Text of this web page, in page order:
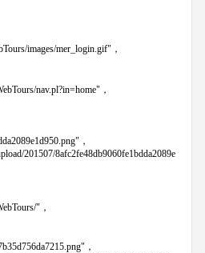
images/mer_login.gif"，
nav.pl?in=home"，
，
201507/8afc2fe48db9060fe1bdda2089e
"，
，